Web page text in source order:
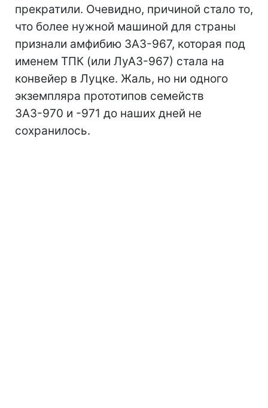
прекратили. Очевидно, причиной стало то,
что более нужной машиной для страны
признали амфибию ЗАЗ-967, которая под
именем ТПК (или ЛуАЗ-967) стала на
конвейер в Луцке. Жаль, но ни одного
экземпляра прототипов семейств
ЗАЗ-970 и -971 до наших дней не
сохранилось.